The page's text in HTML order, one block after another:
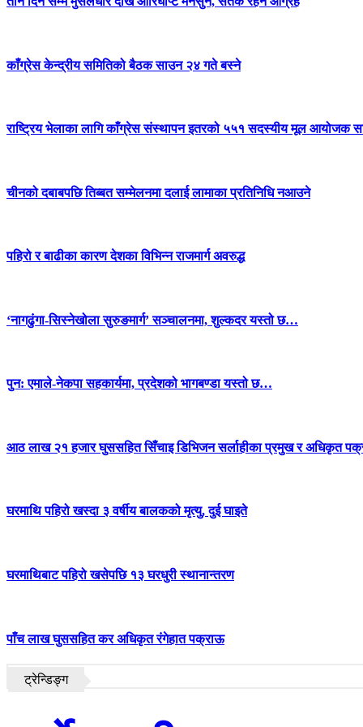
काँग्रेस केन्द्रीय समितिको बैठक साउन २४ गते बस्ने
राष्ट्रिय भेलाका लागि काँग्रेस संस्थापन इतरको ५५१ सदस्यीय मूल आयोजक
चीनको दबाबपछि तिब्बत सम्मेलनमा दलाई लामाका प्रतिनिधि नआउने
पहिरो र बाढीका कारण देशका विभिन्न राजमार्ग अवरुद्ध
‘नागढुंगा-सिस्नेखोला सुरुङमार्ग’ सञ्चालनमा, शुल्कदर यस्तो छ…
पुन: एमाले-नेकपा सहकार्यमा, प्रदेशको भागबण्डा यस्तो छ…
आठ लाख २१ हजार घुससहित सिँचाइ डिभिजन सर्लाहीका प्रमुख र अधिकृत
घरमाथि पहिरो खस्दा ३ वर्षीय बालकको मृत्यु, दुई घाइते
घरमाथिबाट पहिरो खसेपछि १३ घरधुरी स्थानान्तरण
पाँच लाख घुससहित कर अधिकृत रंगेहात पक्राऊ
ट्रेन्डिङ्ग